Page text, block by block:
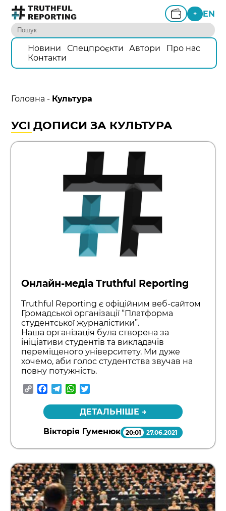
+ EN
Новини Спецпроєкти Автори
Про нас
Контакти
Головна - Культура
УСІ ДОПИСИ ЗА КУЛЬТУРА
Онлайн-медіа Truthful Reporting
Truthful Reporting є офіційним веб-сайтом
Громадської організації “Платформа
студентської журналістики”.
Наша організація була створена за
ініціативи студентів та викладачів
переміщеного університету. Ми дуже
хочемо, аби голос студентства звучав на
повну потужність.
CopyFacebook
TelegramWhatsApp
ДЕТАЛЬНІШЕ →
Вікторія Гуменюк 20:01 27.06.2021